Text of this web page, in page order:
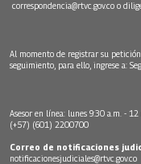
correspondencia@rtvc.gov.co o
Al momento de registrar su
seguimiento, para ello, ingrese a:
Asesor en línea: lunes 9:30 a.m. - 12
(+57) (601) 2200700
Correo de notificaciones
notificacionesjudiciales@rtvc.gov.co